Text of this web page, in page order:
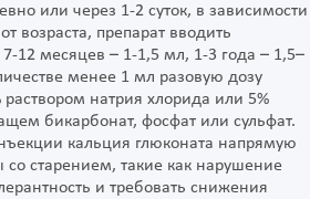
или через 1-2 суток, в зависимости
возраста, препарат вводить
12 месяцев – 1-1,5 мл, 1-3 года – 1,5–
менее 1 мл разовую дозу
натрия хлорида или 5%
бикарбонат, фосфат или сульфат.
кальция глюконата напрямую
со старением, такие как нарушение
и требовать снижения